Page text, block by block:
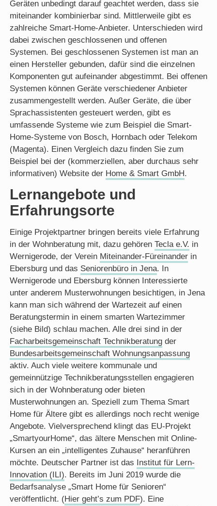
Geräten unbedingt darauf geachtet werden, dass sie
miteinander kombinierbar sind. Mittlerweile gibt es
zahlreiche Smart-Home-Anbieter. Unterschieden wird
dabei zwischen geschlossenen und offenen
Systemen. Bei geschlossenen Systemen ist man an
einen Hersteller gebunden, dafür sind die einzelnen
Komponenten gut aufeinander abgestimmt. Bei offenen
Systemen können Geräte verschiedener Anbieter
zusammengestellt werden. Außer Geräte, die über
Sprachassistenten gesteuert werden, gibt es
umfassende Systeme wie zum Beispiel die Smart-
Home-Systeme von Bosch, Hornbach oder Telekom
(Magenta). Einen Vergleich dazu finden Sie zum
Beispiel bei der (kommerziellen, aber durchaus sehr
informativen) Website der Home & Smart GmbH.
Lernangebote und
Erfahrungsorte
Einige Projektpartner bringen bereits viele Erfahrung
in der Wohnberatung mit, dazu gehören Tecla e.V. in
Wernigerode, der Verein Miteinander-Füreinander in
Ebersburg und das Seniorenbüro in Jena. In
Wernigerode und Ebersburg können Interessierte
unter anderem Musterwohnungen besichtigen, in Jena
kann man sich während der Wartezeit auf einen
Beratungstermin in einem smarten Wartezimmer
(siehe Bild) schlau machen. Alle drei sind in der
Facharbeitsgemeinschaft Technikberatung der
Bundesarbeitsgemeinschaft Wohnungsanpassung
aktiv. Auch viele weitere kommunale und
gemeinnützige Technikberatungsstellen engagieren
sich in der Wohnberatung oder bieten
Musterwohnungen an. Speziell zum Thema Smart
Home für Ältere gibt es allerdings noch recht wenige
Angebote. Vielversprechend klingt das EU-Projekt
„SmartyourHome“, das ältere Menschen mit Online-
Kursen an ein „intelligentes Zuhause“ heranführen
möchte. Deutscher Partner ist das Institut für Lern-
Innovation (ILI). Bereits im Juni 2019 wurde die
Bedarfsanalyse „Smart Home für Senioren“
veröffentlicht. (Hier geht’s zum PDF). Eine